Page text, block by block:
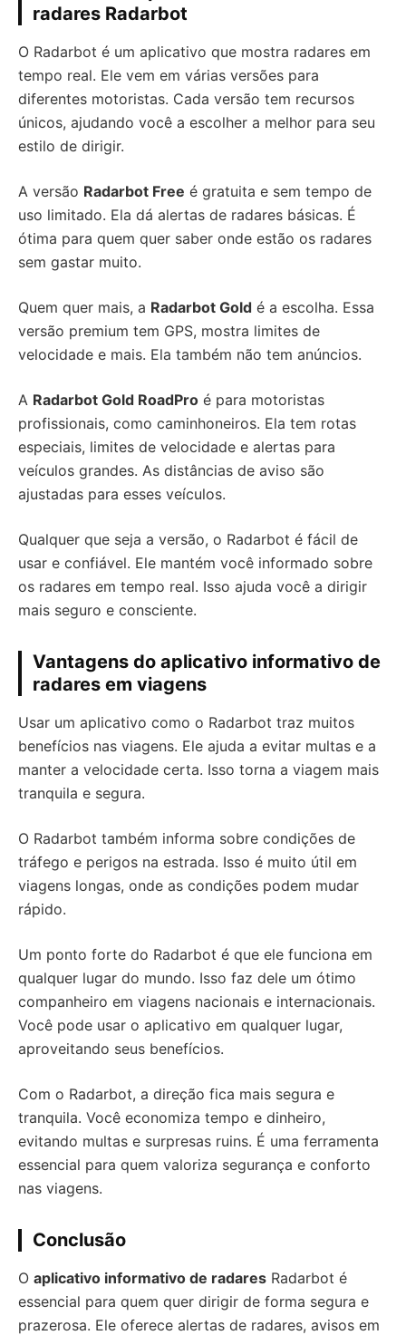
radares Radarbot
O Radarbot é um aplicativo que mostra radares em
tempo real. Ele vem em várias versões para
diferentes motoristas. Cada versão tem recursos
únicos, ajudando você a escolher a melhor para seu
estilo de dirigir.
A versão Radarbot Free é gratuita e sem tempo de
uso limitado. Ela dá alertas de radares básicas. É
ótima para quem quer saber onde estão os radares
sem gastar muito.
Quem quer mais, a Radarbot Gold é a escolha. Essa
versão premium tem GPS, mostra limites de
velocidade e mais. Ela também não tem anúncios.
A Radarbot Gold RoadPro é para motoristas
profissionais, como caminhoneiros. Ela tem rotas
especiais, limites de velocidade e alertas para
veículos grandes. As distâncias de aviso são
ajustadas para esses veículos.
Qualquer que seja a versão, o Radarbot é fácil de
usar e confiável. Ele mantém você informado sobre
os radares em tempo real. Isso ajuda você a dirigir
mais seguro e consciente.
Vantagens do aplicativo informativo de
radares em viagens
Usar um aplicativo como o Radarbot traz muitos
benefícios nas viagens. Ele ajuda a evitar multas e a
manter a velocidade certa. Isso torna a viagem mais
tranquila e segura.
O Radarbot também informa sobre condições de
tráfego e perigos na estrada. Isso é muito útil em
viagens longas, onde as condições podem mudar
rápido.
Um ponto forte do Radarbot é que ele funciona em
qualquer lugar do mundo. Isso faz dele um ótimo
companheiro em viagens nacionais e internacionais.
Você pode usar o aplicativo em qualquer lugar,
aproveitando seus benefícios.
Com o Radarbot, a direção fica mais segura e
tranquila. Você economiza tempo e dinheiro,
evitando multas e surpresas ruins. É uma ferramenta
essencial para quem valoriza segurança e conforto
nas viagens.
Conclusão
O aplicativo informativo de radares Radarbot é
essencial para quem quer dirigir de forma segura e
prazerosa. Ele oferece alertas de radares, avisos em